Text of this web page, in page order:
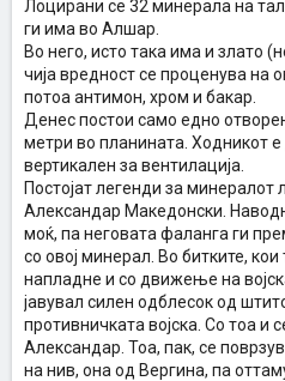
Лоцирани се 32 минералa на
ги има во Алшар.
Во него, исто така има и злато
чија вредност се проценува на
потоа антимон, хром и бакар.
Денес постои само едно
метри во планината. Ходникот
вертикален за вентилација.
Постојат легенди за минералот
Александар Македонски.
моќ, па неговата фаланга ги
со овој минерал. Во битките,
напладне и со движење на
јавувал силен одблесок од
противничката војска. Со тоа и
Александар. Тоа, пак, се
на нив, она од Вергина, па